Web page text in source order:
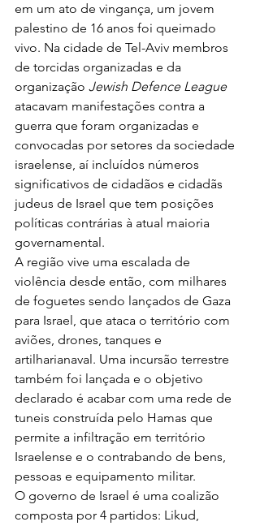
em um ato de vingança, um jovem
palestino de 16 anos foi queimado
vivo. Na cidade de Tel-Aviv membros
de torcidas organizadas e da
organização Jewish Defence League
atacavam manifestações contra a
guerra que foram organizadas e
convocadas por setores da sociedade
israelense, aí incluídos números
significativos de cidadãos e cidadãs
judeus de Israel que tem posições
políticas contrárias à atual maioria
governamental.
A região vive uma escalada de
violência desde então, com milhares
de foguetes sendo lançados de Gaza
para Israel, que ataca o território com
aviões, drones, tanques e
artilharianaval. Uma incursão terrestre
também foi lançada e o objetivo
declarado é acabar com uma rede de
tuneis construída pelo Hamas que
permite a infiltração em território
Israelense e o contrabando de bens,
pessoas e equipamento militar.
O governo de Israel é uma coalizão
composta por 4 partidos: Likud,